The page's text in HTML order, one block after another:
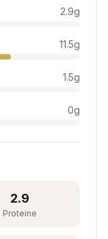
2.9g
11.5g
1.5g
0g
2.9
Proteine